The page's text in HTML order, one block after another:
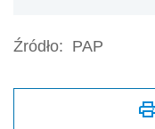
Źródło: PAP